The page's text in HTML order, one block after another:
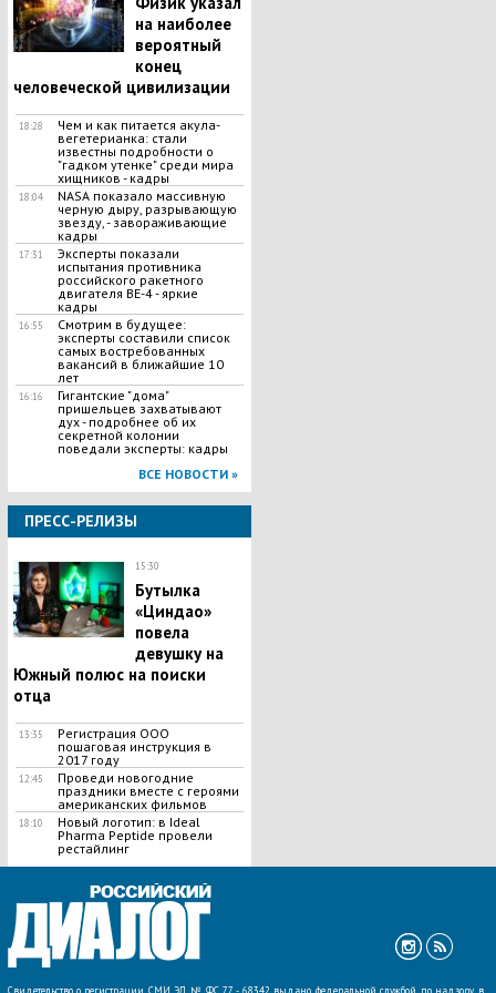
на наиболее
вероятный
конец
человеческой цивилизации
18:28
Чем и как питается акула-
вегетерианка: стали
известны подробности о
"гадком утенке" среди мира
хищников - кадры
18:04
NASA показало массивную
черную дыру, разрывающую
звезду, - завораживающие
кадры
17:31
Эксперты показали
испытания противника
российского ракетного
двигателя BE-4 - яркие
кадры
16:55
Смотрим в будущее:
эксперты составили список
самых востребованных
вакансий в ближайшие 10
лет
16:16
Гигантские "дома"
пришельцев захватывают
дух - подробнее об их
секретной колонии
поведали эксперты: кадры
ВСЕ НОВОСТИ »
ПРЕСС-РЕЛИЗЫ
15:30
Бутылка
«Циндао»
повела
девушку на
Южный полюс на поиски
отца
13:35
Регистрация ООО
пошаговая инструкция в
2017 году
12:45
Проведи новогодние
праздники вместе с героями
американских фильмов
18:10
Новый логотип: в Ideal
Pharma Peptide провели
рестайлинг
Свидетельство о регистрации СМИ ЭЛ № ФС 77 - 68342 выдано федеральной службой по надзору в